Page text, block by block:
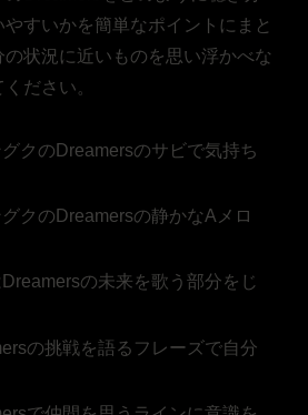
すいかを簡単なポイントにまと
状況に近いものを思い浮かべな
ださい。
クのDreamersのサビで気持ち
クのDreamersの静かなAメロ
の未来を歌う部分をじ
の挑戦を語るフレーズで自分